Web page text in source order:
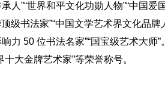
人”“世界和平文化功勋人物”“中国
顶级书法家”“中国文学艺术界文化品
力 50 位书法名家”“国宝级艺术大师
大金牌艺术家”等荣誉称号。